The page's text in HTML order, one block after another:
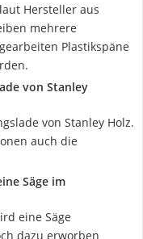
Hersteller aus
mehrere
Plastikspäne
von Stanley
von Stanley Holz.
auch die
Säge im
eine Säge
dazu erworben